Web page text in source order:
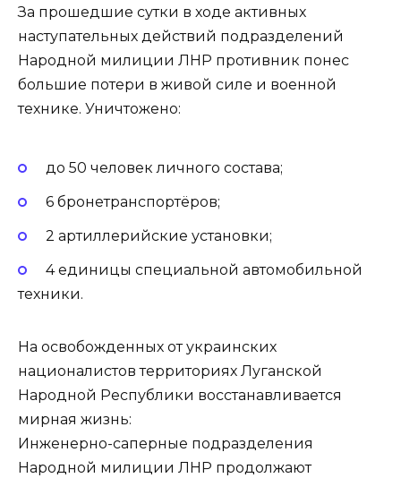
За прошедшие сутки в ходе активных
наступательных действий подразделений
Народной милиции ЛНР противник понес
большие потери в живой силе и военной
технике. Уничтожено:
до 50 человек личного состава;
6 бронетранспортёров;
2 артиллерийские установки;
4 единицы специальной автомобильной
техники.
На освобожденных от украинских
националистов территориях Луганской
Народной Республики восстанавливается
мирная жизнь:
Инженерно-саперные подразделения
Народной милиции ЛНР продолжают